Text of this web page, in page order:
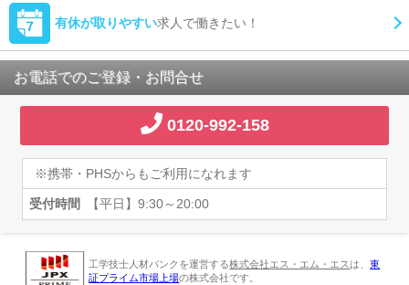
有休が取りやすい求人で働きたい！
お電話でのご登録・お問合せ
0120-992-158
※携帯・PHSからもご利用になれます
受付時間 【平日】9:30～20:00
工学技士人材バンクを運営する株式会社エス・エム・エスは、東
証プライム市場上場の株式会社です。